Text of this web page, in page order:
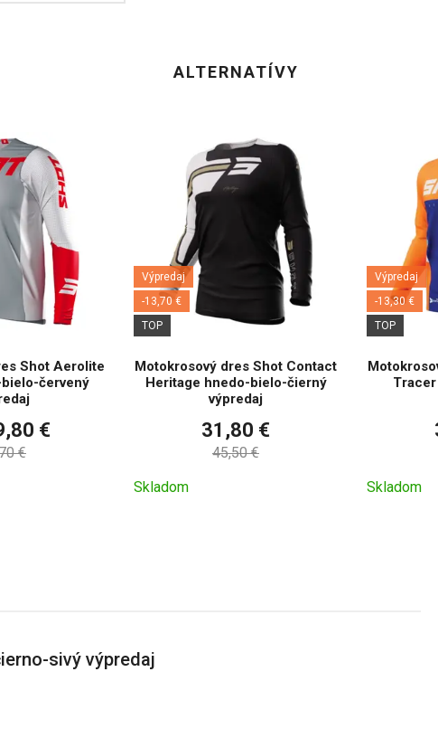
ALTERNATÍVY
Shot Aerolite
červený
€
€
Výpredaj
-13,70 €
TOP
Motokrosový dres Shot Contact
Heritage hnedo-bielo-čierný
výpredaj
31,80 €
45,50 €
Skladom
Výpredaj
-13,30 €
TOP
Skladom
sivý výpredaj